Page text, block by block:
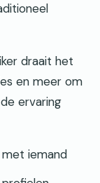
draait het
en meer om
ervaring
iemand